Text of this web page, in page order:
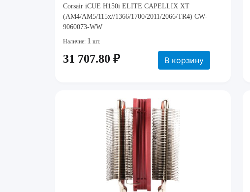
Corsair iCUE H150i ELITE CAPELLIX XT
(AM4/AM5/115x//1366/1700/2011/2066/TR4) CW-
9060073-WW
Наличие: 1 шт.
31 707.80 ₽ В корзину